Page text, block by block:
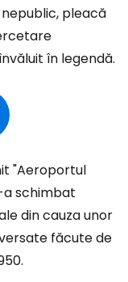
pleacă
în legendă.
"Aeroportul
a schimbat
din cauza unor
făcute de